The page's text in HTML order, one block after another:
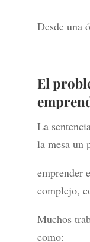
Desde una
El
La
la mesa un
emprender
complejo,
Muchos
como: